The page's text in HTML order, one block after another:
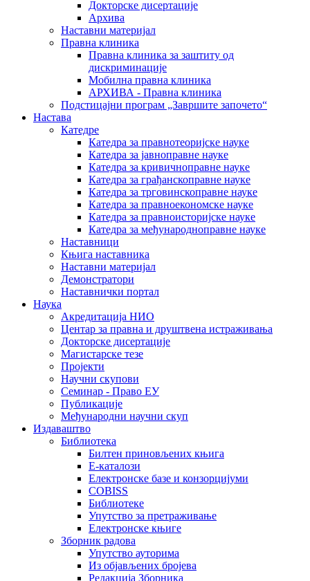
Докторске дисертације
Архива
Наставни материјал
Правна клиника
Правна клиника за заштиту од
дискриминације
Мобилна правна клиника
АРХИВА - Правна клиника
Подстицајни програм „Завршите започето“
Настава
Катедре
Катедра за правнотеоријске науке
Катедра за јавноправне науке
Катедра за кривичноправне науке
Катедра за грађанскоправне науке
Катедра за трговинскоправне науке
Катедра за правноекономске науке
Катедра за правноисторијске науке
Катедра за међународноправне науке
Наставници
Књига наставника
Наставни материјал
Демонстратори
Наставнички портал
Наука
Акредитација НИО
Центар за правна и друштвена истраживања
Докторске дисертације
Магистарске тезе
Пројекти
Научни скупови
Семинар - Право ЕУ
Публикације
Међународни научни скуп
Издаваштво
Библиотека
Билтен приновљених књига
Е-каталози
Електронске базе и конзорцијуми
COBISS
Библиотеке
Упутство за претраживање
Електронске књиге
Зборник радова
Упутство ауторима
Из објављених бројева
Редакција Зборника